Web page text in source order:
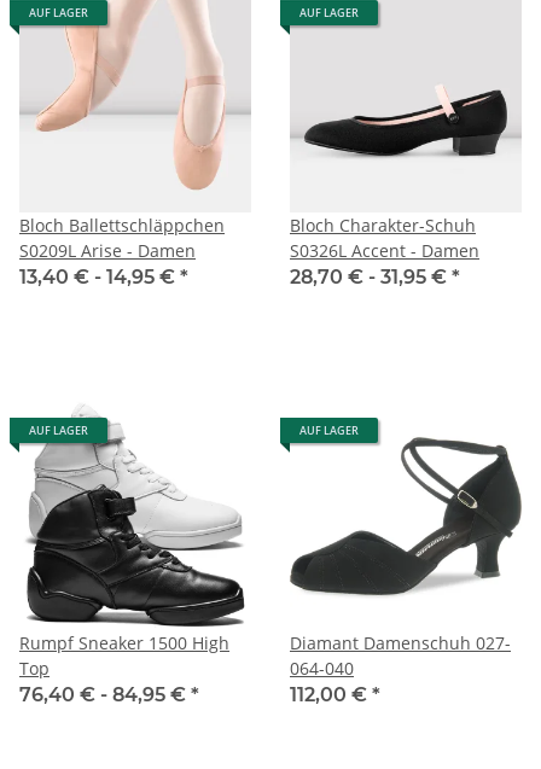
AUF LAGER
Bloch Ballettschläppchen
S0209L Arise - Damen
13,40 € - 14,95 € *
AUF LAGER
Bloch Charakter-Schuh
S0326L Accent - Damen
28,70 € - 31,95 € *
AUF LAGER
Rumpf Sneaker 1500 High
Top
76,40 € - 84,95 € *
AUF LAGER
Diamant Damenschuh 027-
064-040
112,00 € *